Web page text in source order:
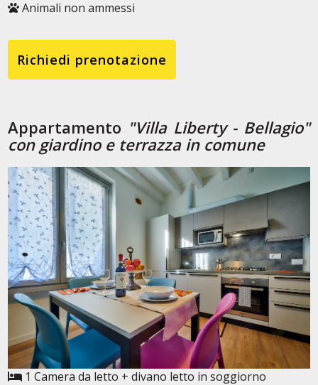
Animali non ammessi
Richiedi prenotazione
Appartamento "Villa Liberty - Bellagio"
con giardino e terrazza in comune
1 Camera da letto + divano letto in soggiorno